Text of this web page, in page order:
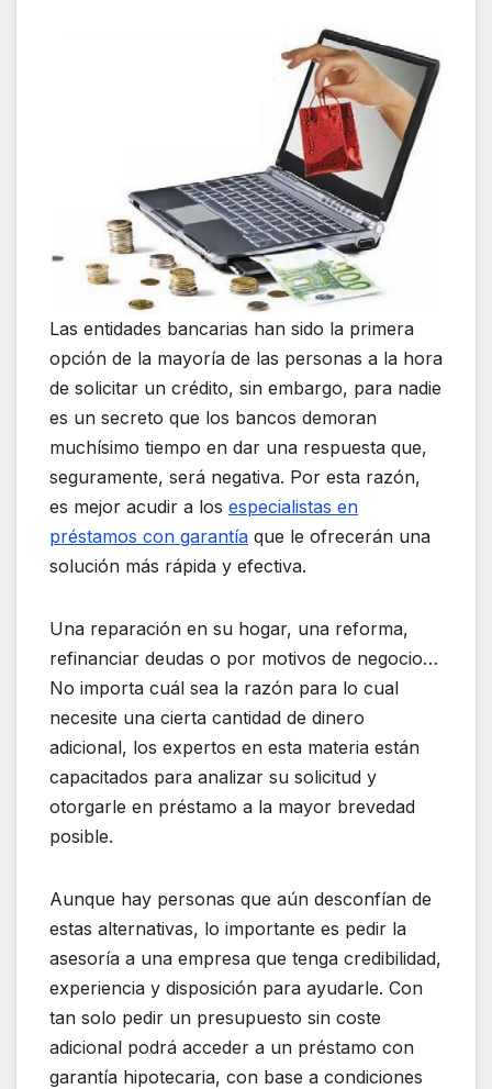
Las entidades bancarias han sido la primera
opción de la mayoría de las personas a la hora
de solicitar un crédito, sin embargo, para nadie
es un secreto que los bancos demoran
muchísimo tiempo en dar una respuesta que,
seguramente, será negativa. Por esta razón,
es mejor acudir a los especialistas en
préstamos con garantía que le ofrecerán una
solución más rápida y efectiva.
Una reparación en su hogar, una reforma,
refinanciar deudas o por motivos de negocio…
No importa cuál sea la razón para lo cual
necesite una cierta cantidad de dinero
adicional, los expertos en esta materia están
capacitados para analizar su solicitud y
otorgarle en préstamo a la mayor brevedad
posible.
Aunque hay personas que aún desconfían de
estas alternativas, lo importante es pedir la
asesoría a una empresa que tenga credibilidad,
experiencia y disposición para ayudarle. Con
tan solo pedir un presupuesto sin coste
adicional podrá acceder a un préstamo con
garantía hipotecaria, con base a condiciones